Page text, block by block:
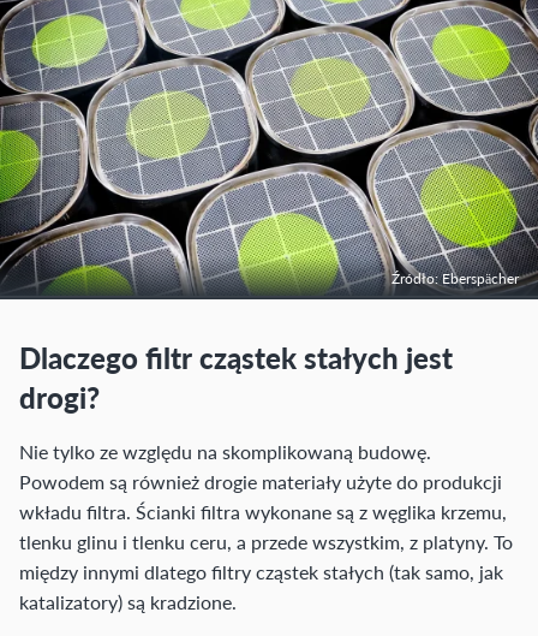
Źródło: Eberspächer
Dlaczego filtr cząstek stałych jest
drogi?
Nie tylko ze względu na skomplikowaną budowę.
Powodem są również drogie materiały użyte do produkcji
wkładu filtra. Ścianki filtra wykonane są z węglika krzemu,
tlenku glinu i tlenku ceru, a przede wszystkim, z platyny. To
między innymi dlatego filtry cząstek stałych (tak samo, jak
katalizatory) są kradzione.